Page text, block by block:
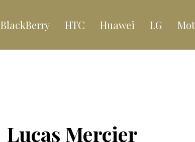
BlackBerry HTC Huawei LG
Lucas Mercier